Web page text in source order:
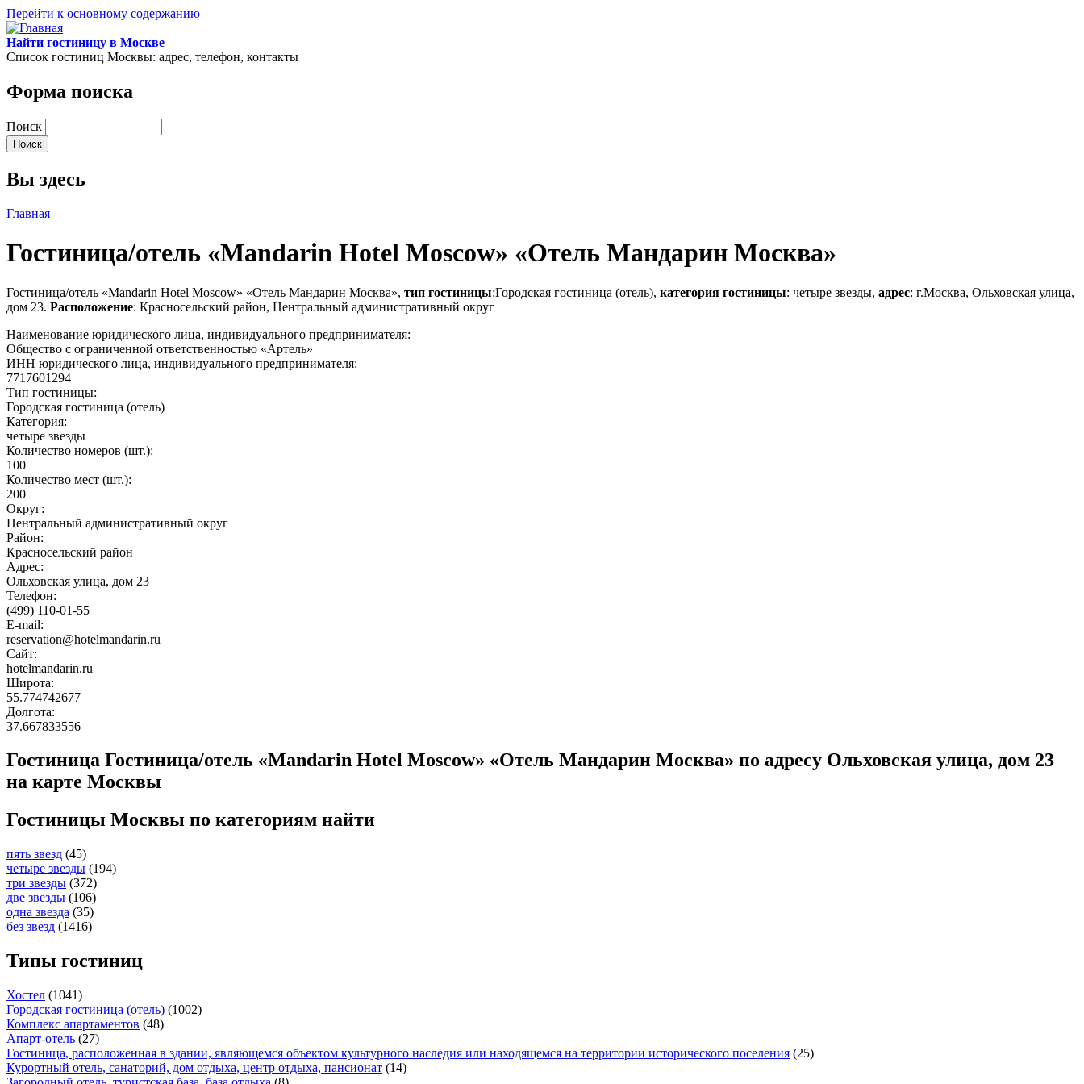
Перейти к основному содержанию
Найти гостиницу в Москве
Список гостиниц Москвы: адрес, телефон, контакты
Форма поиска
Поиск
Вы здесь
Главная
Гостиница/отель «Mandarin Hotel Moscow» «Отель Мандарин Москва»
Гостиница/отель «Mandarin Hotel Moscow» «Отель Мандарин Москва», тип гостиницы:Городская гостиница (отель), категория гостиницы: четыре звезды, адрес: г.Москва, Ольховская улица,
дом 23. Расположение: Красносельский район, Центральный административный округ
Наименование юридического лица, индивидуального предпринимателя:
Общество с ограниченной ответственностью «Артель»
ИНН юридического лица, индивидуального предпринимателя:
7717601294
Тип гостиницы:
Городская гостиница (отель)
Категория:
четыре звезды
Количество номеров (шт.):
100
Количество мест (шт.):
200
Округ:
Центральный административный округ
Район:
Красносельский район
Адрес:
Ольховская улица, дом 23
Телефон:
(499) 110-01-55
E-mail:
reservation@hotelmandarin.ru
Сайт:
hotelmandarin.ru
Широта:
55.774742677
Долгота:
37.667833556
Гостиница Гостиница/отель «Mandarin Hotel Moscow» «Отель Мандарин Москва» по адресу Ольховская улица, дом 23
на карте Москвы
Гостиницы Москвы по категориям найти
пять звезд (45)
четыре звезды (194)
три звезды (372)
две звезды (106)
одна звезда (35)
без звезд (1416)
Типы гостиниц
Хостел (1041)
Городская гостиница (отель) (1002)
Комплекс апартаментов (48)
Апарт-отель (27)
Гостиница, расположенная в здании, являющемся объектом культурного наследия или находящемся на территории исторического поселения (25)
Курортный отель, санаторий, дом отдыха, центр отдыха, пансионат (14)